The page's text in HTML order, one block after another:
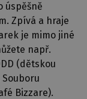
úspěšně
Zpívá a hraje
je mimo jiné
např.
(dětskou
Souboru
Bizzare).